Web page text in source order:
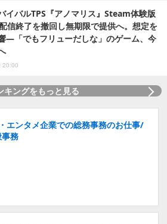
イバルTPS『アノマリス』Steam体験版
信終了を撤回し無期限で提供へ。想定を
―「でもフリューだしな」のゲーム、今
20:00
キングをもっと見る
エンタメ企業での総務事務のお仕事/
務